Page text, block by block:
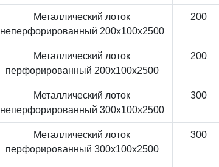
Металлический лоток
неперфорированный 200x100x2500
200
Металлический лоток
перфорированный 200x100x2500
200
Металлический лоток
неперфорированный 300x100x2500
300
Металлический лоток
перфорированный 300x100x2500
300